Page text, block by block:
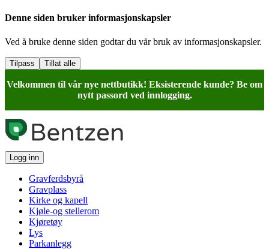
Denne siden bruker informasjonskapsler
Ved å bruke denne siden godtar du vår bruk av informasjonskapsler.
Tilpass Tillat alle
Velkommen til vår nye nettbutikk! Eksisterende kunde? Be om
nytt passord ved innlogging.
Logg inn
Gravferdsbyrå
Gravplass
Kirke og kapell
Kjøle-og stellerom
Kjøretøy
Lys
Parkanlegg